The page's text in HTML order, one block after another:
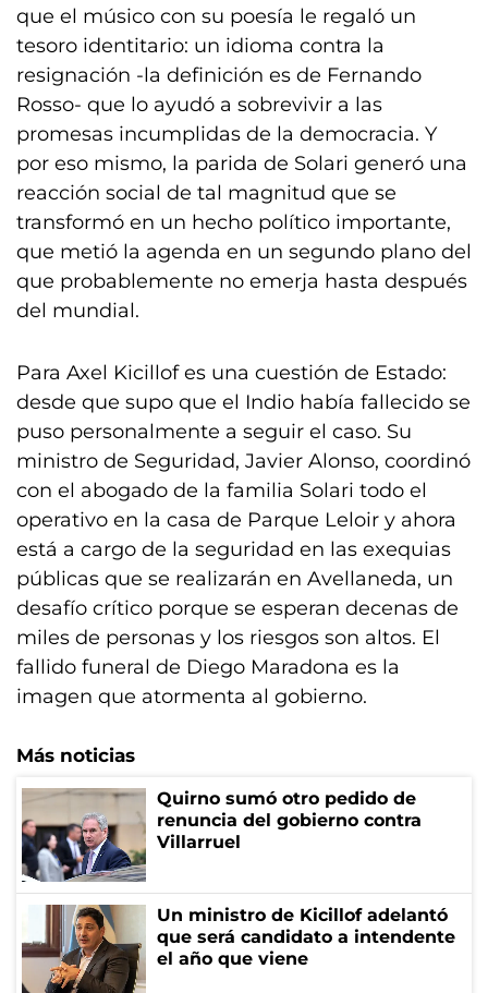
que el músico con su poesía le regaló un
tesoro identitario: un idioma contra la
resignación -la definición es de Fernando
Rosso- que lo ayudó a sobrevivir a las
promesas incumplidas de la democracia. Y
por eso mismo, la parida de Solari generó una
reacción social de tal magnitud que se
transformó en un hecho político importante,
que metió la agenda en un segundo plano del
que probablemente no emerja hasta después
del mundial.
Para Axel Kicillof es una cuestión de Estado:
desde que supo que el Indio había fallecido se
puso personalmente a seguir el caso. Su
ministro de Seguridad, Javier Alonso, coordinó
con el abogado de la familia Solari todo el
operativo en la casa de Parque Leloir y ahora
está a cargo de la seguridad en las exequias
públicas que se realizarán en Avellaneda, un
desafío crítico porque se esperan decenas de
miles de personas y los riesgos son altos. El
fallido funeral de Diego Maradona es la
imagen que atormenta al gobierno.
Más noticias
Quirno sumó otro pedido de
renuncia del gobierno contra
Villarruel
Un ministro de Kicillof adelantó
que será candidato a intendente
el año que viene